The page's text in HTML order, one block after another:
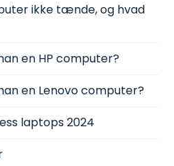
ikke tænde, og hvad
en HP computer?
en Lenovo computer?
laptops 2024